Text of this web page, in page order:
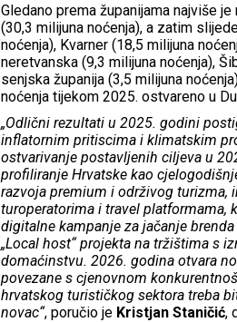
Gledano prema županijama najviše
(30,3 milijuna noćenja), a zatim
noćenja), Kvarner (18,5 milijuna
neretvanska (9,3 milijuna noćenja),
senjska županija (3,5 milijuna
noćenja tijekom 2025. ostvareno u
„Odlični rezultati u 2025. godini
inflatornim pritiscima i klimatskim
ostvarivanje postavljenih ciljeva u
profiliranje Hrvatske kao
razvoja premium i održivog turizma,
turoperatorima i travel
digitalne kampanje za jačanje
„Local host“ projekta na tržištima s
domaćinstvu. 2026. godina otvara
povezane s cjenovnom
hrvatskog turističkog sektora treba
novac“, poručio je Kristjan Staničić,